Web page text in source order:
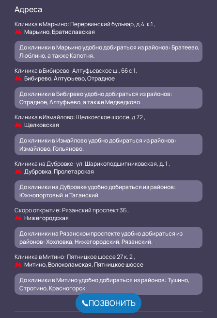
Адреса
Клиника в Марьино: Перервинский бульвар, д.4. к.1 ,
Марьино, Братиславская
До клиники в Марьино удобно добираться из районов: Братеево,
Люблино, а также Капотня.
Клиника в Бибирево: Алтуфьевское ш., 66 с.1,
Бибирево, Алтуфьево, Отрадное
До клиники в Бибирево удобно добираться из районов:
Отрадное, Алтуфьево, а также Медведково.
Клиника в Измайлово: Щелковское шоссе, д.72 ,
Щелковская
До клиники в Измайлово удобно добираться из районов:
Измайлово, Гольяново.
Клиника на Дубровке: ул. Шарикоподшипниковская, д. 1 ,
Дубровка, Пролетарская
До клиники на Дубровке удобно добираться из районов:
Южнопортовый и Таганский.
Скоро открытие: Рязанский проспект 3Б ,
Нижегородская
До клиники на Рязанском проспекте удобно добираться из
районов: Хохловка, Нижегородский, Рязанский..
Клиника в Митино: Пятницкое шоссе 27 к. 2 ,
Митино, Волоколамская, Пятницкое шоссе
До клиники в Митино удобно добираться из районов: Тушино,
Строгино, Красногорск.
ПОЗВОНИТЬ